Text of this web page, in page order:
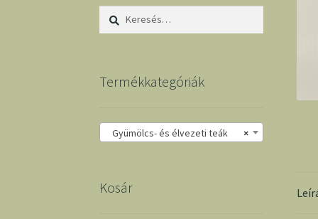
Keresés:
Termékkategóriák
×
Gyümölcs- és élvezeti teák
Kosár